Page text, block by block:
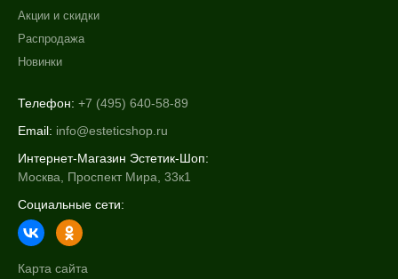
Акции и скидки
Распродажа
Новинки
Телефон: +7 (495) 640-58-89
Email: info@esteticshop.ru
Интернет-Магазин Эстетик-Шоп:
Москва, Проспект Мира, 33к1
Социальные сети:
Карта сайта